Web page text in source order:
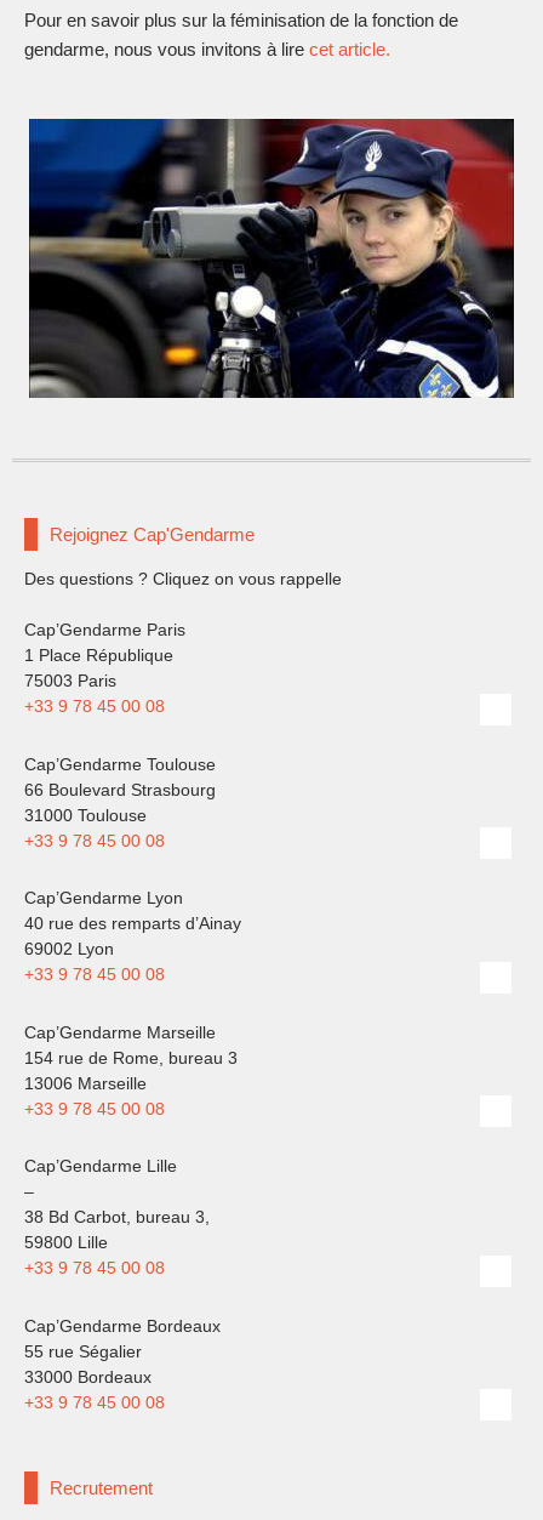
Pour en savoir plus sur la féminisation de la fonction de
gendarme, nous vous invitons à lire cet article.
Rejoignez Cap'Gendarme
Des questions ? Cliquez on vous rappelle
Cap’Gendarme Paris
1 Place République
75003 Paris
+33 9 78 45 00 08
Cap’Gendarme Toulouse
66 Boulevard Strasbourg
31000 Toulouse
+33 9 78 45 00 08
Cap’Gendarme Lyon
40 rue des remparts d’Ainay
69002 Lyon
+33 9 78 45 00 08
Cap’Gendarme Marseille
154 rue de Rome, bureau 3
13006 Marseille
+33 9 78 45 00 08
Cap’Gendarme Lille
–
38 Bd Carbot, bureau 3,
59800 Lille
+33 9 78 45 00 08
Cap’Gendarme Bordeaux
55 rue Ségalier
33000 Bordeaux
+33 9 78 45 00 08
Recrutement